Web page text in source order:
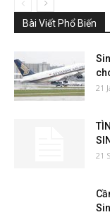
Bài Viết Phổ Biến
21
21